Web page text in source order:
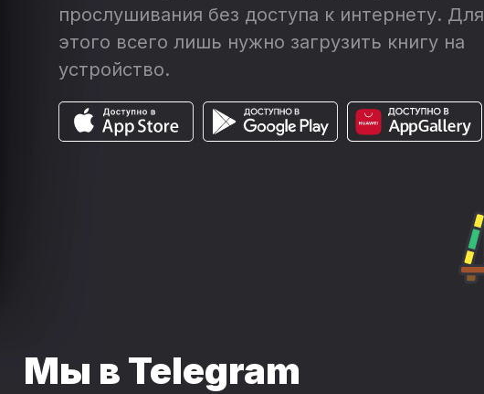
прослушивания без доступа к интернету. Для
этого всего лишь нужно загрузить книгу на
устройство.
Мы в Telegram